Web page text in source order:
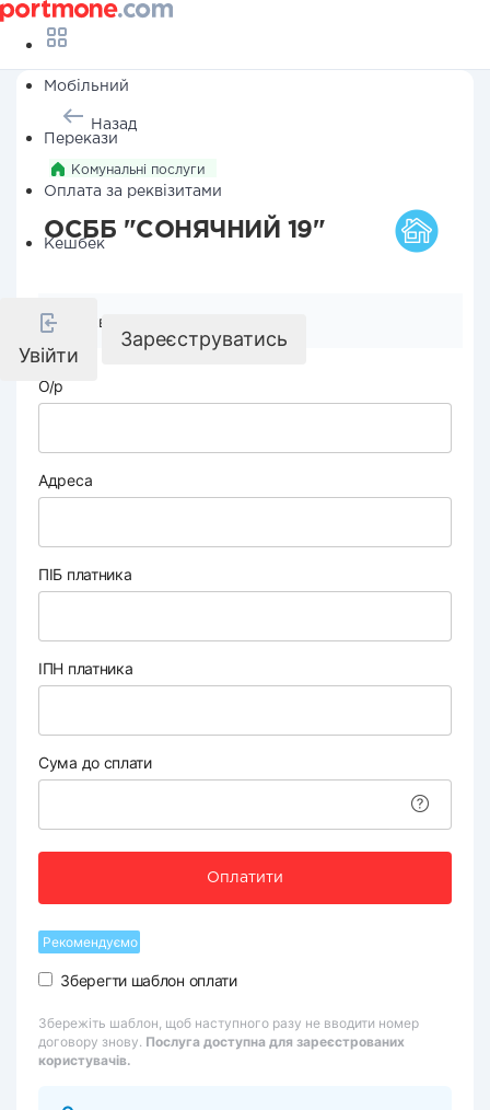
Мобільний
Перекази
Оплата за реквізитами
Кешбек
Увійти
Зареєструватись
Назад
Комунальні послуги
ОСББ "СОНЯЧНИЙ 19"
Реквізити компанії
О/р
Адреса
ПІБ платника
ІПН платника
Сума до сплати
Оплатити
Рекомендуємо
Зберегти шаблон оплати
Збережіть шаблон, щоб наступного разу не вводити номер
договору знову. Послуга доступна для зареєстрованих
користувачів.